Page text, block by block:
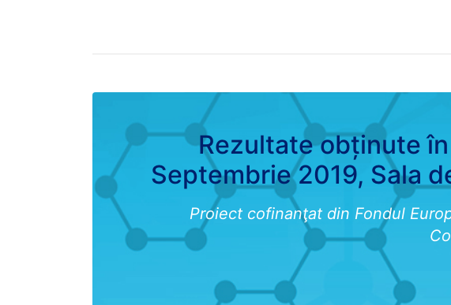
Rezultate obținute
Septembrie 2019, Sala
Proiect cofinanţat din Fondul